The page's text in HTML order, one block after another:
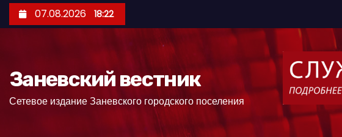
е
07.08.2026 18:22
Заневский вестник
Сетевое издание Заневского городского поселения